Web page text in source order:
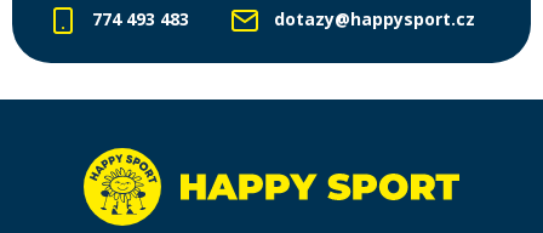
774 493 483 dotazy@happysport.cz